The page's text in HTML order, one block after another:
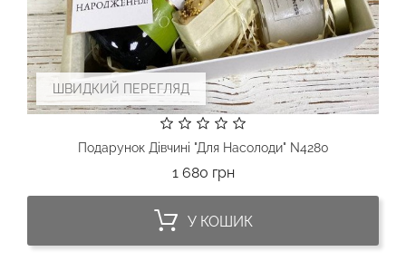
ШВИДКИЙ ПЕРЕГЛЯД
Подарунок Дівчині "Для Насолоди" N4280
1 680 грнЦіна
У КОШИК